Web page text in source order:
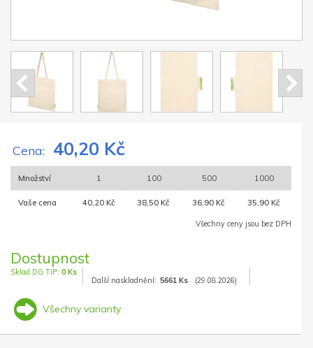
Cena: 40,20 Kč
Množství 1 100 500 1000
Vaše cena 40,20 Kč 38,50 Kč 36,90 Kč 35,90 Kč
Všechny ceny jsou bez DPH
Dostupnost
Sklad DG TIP: 0 Ks
Další naskladnění: 5661 Ks (29.08.2026)
Všechny varianty